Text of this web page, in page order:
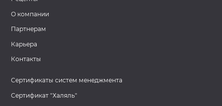
О компании
Партнерам
Карьера
Контакты
Сертификаты систем менеджмента
Сертификат "Халяль"